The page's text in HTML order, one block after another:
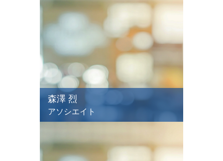
森澤 烈
アソシエイト